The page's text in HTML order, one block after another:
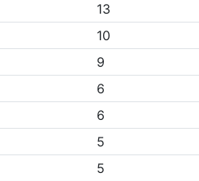
13
10
9
6
6
5
5